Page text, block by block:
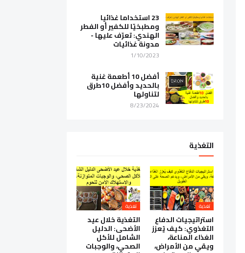
23 استخداما غذائيا
ومطبخيّا للكفير أو الفطر
الهندي: تعرّف عليها -
مدونة غذائيات
1/10/2023
أفضل 10 أطعمة غنية
بالحديد وأفضل 10طرق
لتناولها
8/23/2024
التغذية
تغذية
استراتيجيات الدفاع
التغذوي: كيف يُعزز
الغذاء المناعة،
ويقي من الأمراض،
تغذية
التغذية خلال عيد
الأضحى: الدليل
الشامل للأكل
الصحي، والوجبات